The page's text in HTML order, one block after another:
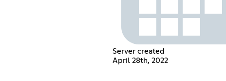
Server created
April 28th, 2022